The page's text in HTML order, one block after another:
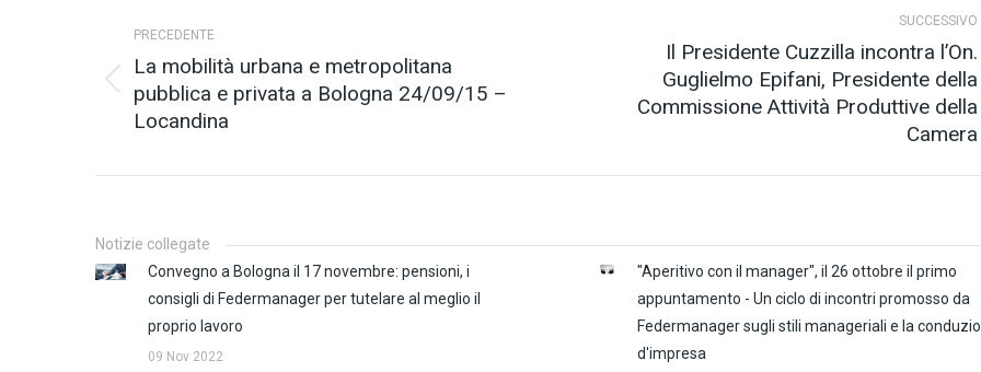
traPRECEDENTE
Post
precedente:
La mobilità urbana e metropolitana
pubblica e privata a Bologna 24/09/15 –
Locandina
SUCCESSIVO
Il Presidente Cuzzilla incontra l’On.
Guglielmo Epifani, Presidente della
Commissione Attività Produttive della
Camera
Notizie collegate
Convegno a Bologna il 17 novembre: pensioni, i
consigli di Federmanager per tutelare al meglio il
proprio lavoro
09 Nov 2022
"Aperitivo con il manager", il 26 ottobre il primo
appuntamento - Un ciclo di incontri promosso da
Federmanager sugli stili manageriali e la
d'impresa